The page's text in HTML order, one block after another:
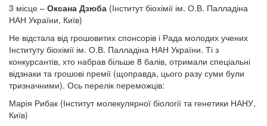
3 місце – Оксана Дзюба (Інститут біохімії ім. О.В. Палладіна
НАН України, Київ)
Не відстала від грошовитих спонсорів і Рада молодих учених
Інституту біохімії ім. О.В. Палладіна НАН України. Ті з
конкурсантів, хто набрав більше 8 балів, отримали спеціальні
відзнаки та грошові премії (щоправда, цього разу суми були
тризначними). Ось перелік переможців:
Марія Рибак (Інститут молекулярної біології та генетики НАНУ,
Київ)